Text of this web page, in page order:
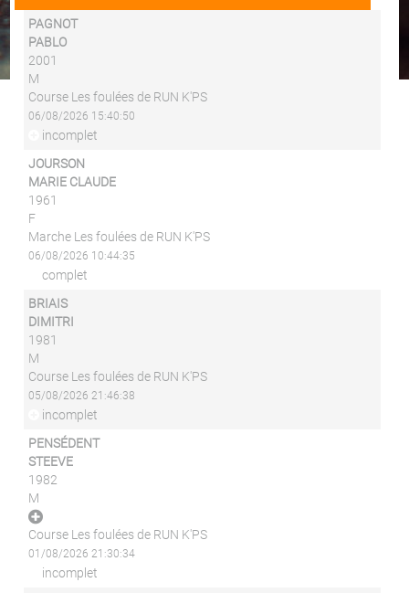
PAGNOT
PABLO
2001
M
Course Les foulées de RUN K'PS
06/08/2026 15:40:50
incomplet
JOURSON
MARIE CLAUDE
1961
F
Marche Les foulées de RUN K'PS
06/08/2026 10:44:35
complet
BRIAIS
DIMITRI
1981
M
Course Les foulées de RUN K'PS
05/08/2026 21:46:38
incomplet
PENSÉDENT
STEEVE
1982
M
Course Les foulées de RUN K'PS
01/08/2026 21:30:34
incomplet